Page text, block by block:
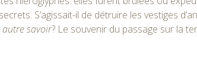
S’agissait-il de détruire les vestiges
autre savoir? Le souvenir du passage sur la